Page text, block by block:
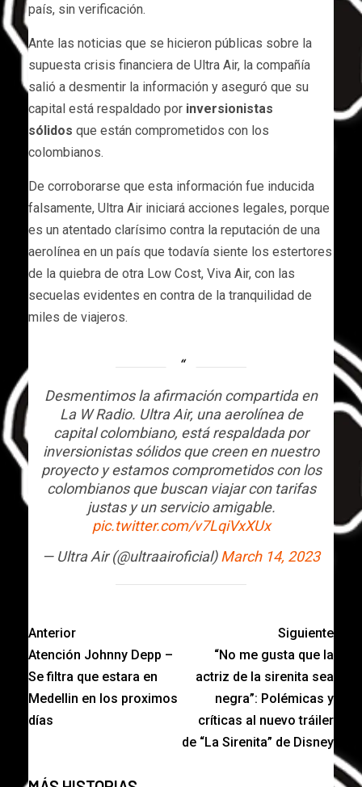
país, sin verificación.
Ante las noticias que se hicieron públicas sobre la
supuesta crisis financiera de Ultra Air, la compañía
salió a desmentir la información y aseguró que su
capital está respaldado por inversionistas
sólidos que están comprometidos con los
colombianos.
De corroborarse que esta información fue inducida
falsamente, Ultra Air iniciará acciones legales, porque
es un atentado clarísimo contra la reputación de una
aerolínea en un país que todavía siente los estertores
de la quiebra de otra Low Cost, Viva Air, con las
secuelas evidentes en contra de la tranquilidad de
miles de viajeros.
Desmentimos la afirmación compartida en
La W Radio. Ultra Air, una aerolínea de
capital colombiano, está respaldada por
inversionistas sólidos que creen en nuestro
proyecto y estamos comprometidos con los
colombianos que buscan viajar con tarifas
justas y un servicio amigable.
pic.twitter.com/v7LqiVxXUx
— Ultra Air (@ultraairoficial)March 14, 2023
Anterior
Atención Johnny Depp –
Se filtra que estara en
Medellin en los proximos
días
Siguiente
“No me gusta que la
actriz de la sirenita sea
negra”: Polémicas y
críticas al nuevo tráiler
de “La Sirenita” de Disney